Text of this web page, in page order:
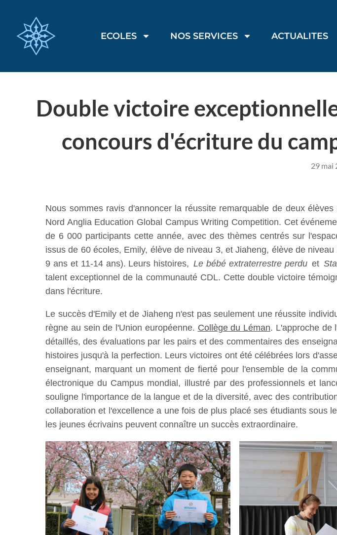
ECOLES NOS SERVICES ACTUALITES
Double victoire
concours d'écriture du
29 mai
Nous sommes ravis d'annoncer la réussite remarquable de deux élèves
Nord Anglia Education Global Campus Writing Competition. Cet
de 6 000 participants cette année, avec des thèmes centrés sur
issus de 60 écoles, Emily, élève de niveau 3, et Jiaheng, élève de
9 ans et 11-14 ans). Leurs histoires, Le bébé extraterrestre perdu et
talent exceptionnel de la communauté CDL. Cette double victoire
dans l'écriture.
Le succès d'Emily et de Jiaheng n'est pas seulement une réussite
règne au sein de l'Union européenne. Collège du Léman. L'approche de
détaillés, des évaluations par les pairs et des commentaires des
histoires jusqu'à la perfection. Leurs victoires ont été célébrées lors
enseignant, marquant un moment de fierté pour l'ensemble de la
électronique du Campus mondial, illustré par des professionnels et
souligne l'importance de la langue et de la diversité, avec des
collaboration et l'excellence a une fois de plus placé ses étudiants sous
les jeunes écrivains peuvent connaître un succès extraordinaire.